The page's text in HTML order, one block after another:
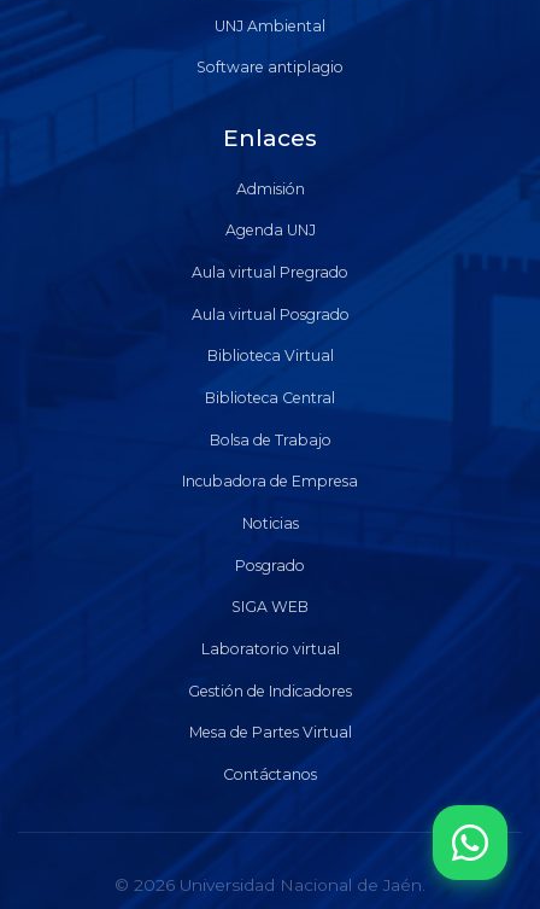
UNJ Ambiental
Software antiplagio
Enlaces
Admisión
Agenda UNJ
Aula virtual Pregrado
Aula virtual Posgrado
Biblioteca Virtual
Biblioteca Central
Bolsa de Trabajo
Incubadora de Empresa
Noticias
Posgrado
SIGA WEB
Laboratorio virtual
Gestión de Indicadores
Mesa de Partes Virtual
Contáctanos
© 2026 Universidad Nacional de Jaén.